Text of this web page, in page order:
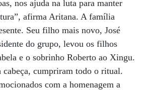
nos ajuda na luta para manter
afirma Aritana. A família
Seu filho mais novo, José
do grupo, levou os filhos
e o sobrinho Roberto ao Xingu.
cabeça, cumpriram todo o ritual.
com a homenagem a